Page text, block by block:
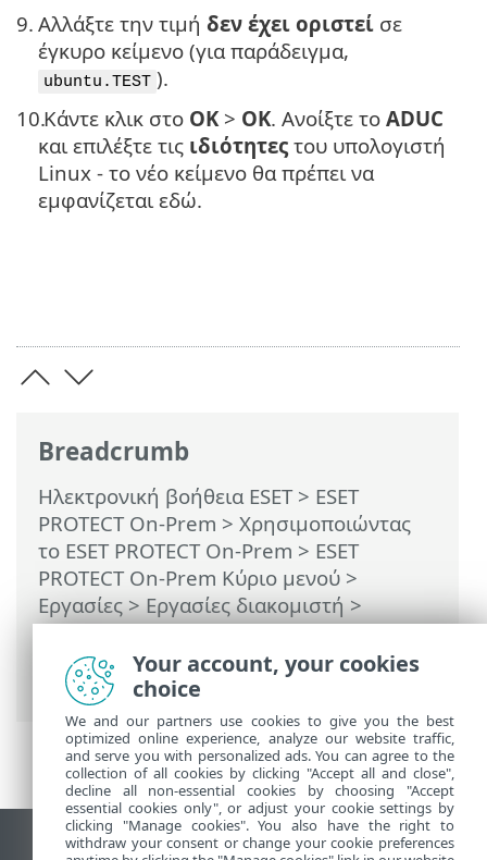
Breadcrumb
Ηλεκτρονική βοήθεια ESET> ESET
PROTECT On-Prem > Χρησιμοποιώντας
το ESET PROTECT On-Prem > ESET
PROTECT On-Prem Κύριο μενού >
Εργασίες>Εργασίες διακομιστή>
Συγχρονισμός στατικής ομάδας>
Συγχρονισμός στατικής ομάδας -
Υπολογιστές Linux
9. Αλλάξτε την τιμή δεν έχει οριστεί σε
έγκυρο κείμενο (για παράδειγμα,
ubuntu.TEST ).
10.Κάντε κλικ στο OK > OK. Ανοίξτε το ADUC
και επιλέξτε τις ιδιότητες του υπολογιστή
Linux - το νέο κείμενο θα πρέπει να
εμφανίζεται εδώ.
Your account, your cookies
choice
We and our partners use cookies to give you the best
optimized online experience, analyze our website traffic,
and serve you with personalized ads. You can agree to the
collection of all cookies by clicking "Accept all and close",
decline all non-essential cookies by choosing "Accept
essential cookies only", or adjust your cookie settings by
clicking "Manage cookies". You also have the right to
withdraw your consent or change your cookie preferences